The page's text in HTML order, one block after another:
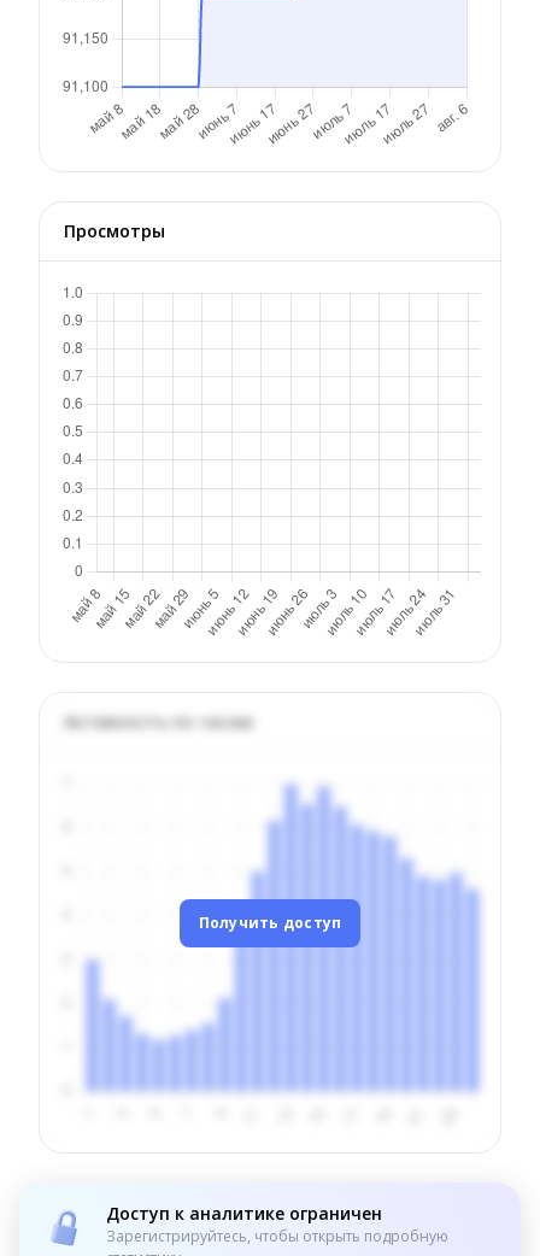
Просмотры
Активность по часам
Получить доступ
Доступ к аналитике ограничен
Зарегистрируйтесь, чтобы открыть подробную